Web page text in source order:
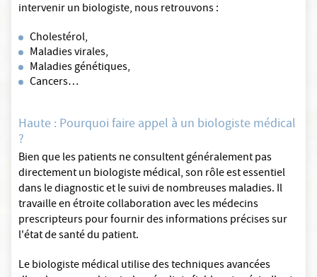
intervenir un biologiste, nous retrouvons :
Cholestérol,
Maladies virales,
Maladies génétiques,
Cancers…
Haute : Pourquoi faire appel à un biologiste médical
?
Bien que les patients ne consultent généralement pas
directement un biologiste médical, son rôle est essentiel
dans le diagnostic et le suivi de nombreuses maladies. Il
travaille en étroite collaboration avec les médecins
prescripteurs pour fournir des informations précises sur
l'état de santé du patient.
Le biologiste médical utilise des techniques avancées